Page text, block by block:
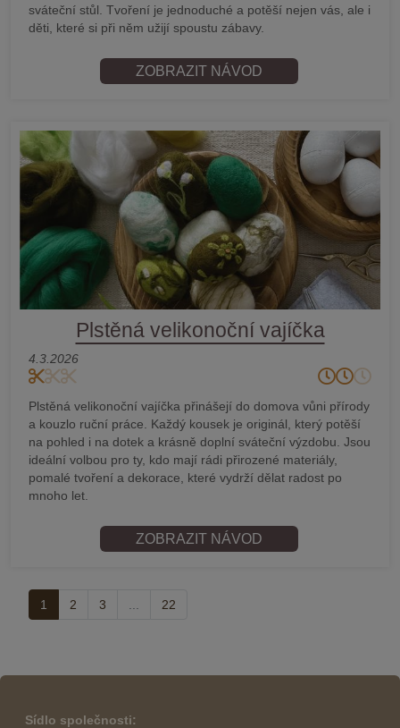
sváteční stůl. Tvoření je jednoduché a potěší nejen vás, ale i
děti, které si při něm užijí spoustu zábavy.
ZOBRAZIT NÁVOD
Plstěná velikonoční vajíčka
4.3.2026
Plstěná velikonoční vajíčka přinášejí do domova vůni přírody
a kouzlo ruční práce. Každý kousek je originál, který potěší
na pohled i na dotek a krásně doplní sváteční výzdobu. Jsou
ideální volbou pro ty, kdo mají rádi přirozené materiály,
pomalé tvoření a dekorace, které vydrží dělat radost po
mnoho let.
ZOBRAZIT NÁVOD
1 2 3 22
Sídlo společnosti: